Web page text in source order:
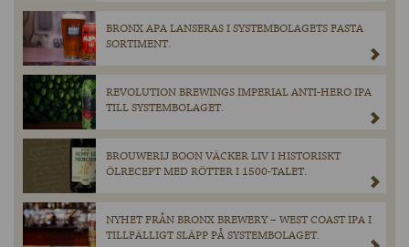
BRONX APA LANSERAS I SYSTEMBOLAGETS FASTA
SORTIMENT.
REVOLUTION BREWINGS IMPERIAL ANTI-HERO IPA
TILL SYSTEMBOLAGET.
BROUWERIJ BOON VÄCKER LIV I HISTORISKT
ÖLRECEPT MED RÖTTER I 1500-TALET.
NYHET FRÅN BRONX BREWERY – WEST COAST IPA I
TILLFÄLLIGT SLÄPP PÅ SYSTEMBOLAGET.